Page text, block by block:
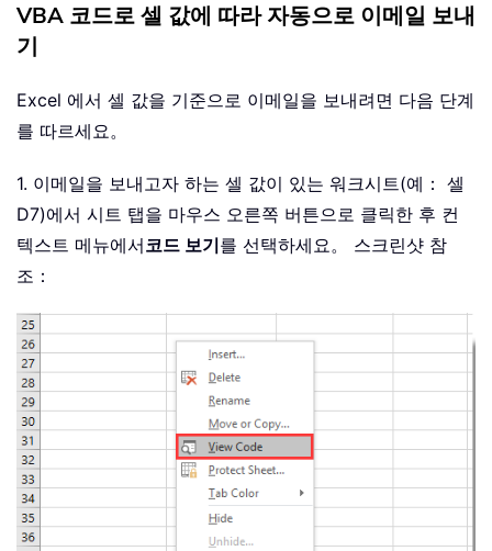
VBA 코드로 셀 값에 따라 자동으로 이메일 보내
기
Excel 에서 셀 값을 기준으로 이메일을 보내려면 다음 단계
를 따르세요。
1. 이메일을 보내고자 하는 셀 값이 있는 워크시트(예： 셀
D7)에서 시트 탭을 마우스 오른쪽 버튼으로 클릭한 후 컨
텍스트 메뉴에서코드 보기를 선택하세요。 스크린샷 참
조：